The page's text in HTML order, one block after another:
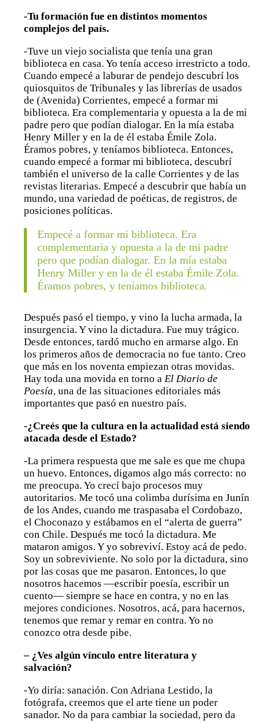
-Tu formación fue en distintos momentos
complejos del país.
-Tuve un viejo socialista que tenía una gran
biblioteca en casa. Yo tenía acceso irrestricto a todo.
Cuando empecé a laburar de pendejo descubrí los
quiosquitos de Tribunales y las librerías de usados
de (Avenida) Corrientes, empecé a formar mi
biblioteca. Era complementaria y opuesta a la de mi
padre pero que podían dialogar. En la mía estaba
Henry Miller y en la de él estaba Émile Zola.
Éramos pobres, y teníamos biblioteca. Entonces,
cuando empecé a formar mi biblioteca, descubrí
también el universo de la calle Corrientes y de las
revistas literarias. Empecé a descubrir que había un
mundo, una variedad de poéticas, de registros, de
posiciones políticas.
Empecé a formar mi biblioteca. Era
complementaria y opuesta a la de mi padre
pero que podían dialogar. En la mía estaba
Henry Miller y en la de él estaba Émile Zola.
Éramos pobres, y teníamos biblioteca.
Después pasó el tiempo, y vino la lucha armada, la
insurgencia. Y vino la dictadura. Fue muy trágico.
Desde entonces, tardó mucho en armarse algo. En
los primeros años de democracia no fue tanto. Creo
que más en los noventa empiezan otras movidas.
Hay toda una movida en torno a El Diario de
Poesía, una de las situaciones editoriales más
importantes que pasó en nuestro país.
-¿Creés que la cultura en la actualidad está siendo
atacada desde el Estado?
-La primera respuesta que me sale es que me chupa
un huevo. Entonces, digamos algo más correcto: no
me preocupa. Yo crecí bajo procesos muy
autoritarios. Me tocó una colimba durísima en Junín
de los Andes, cuando me traspasaba el Cordobazo,
el Choconazo y estábamos en el “alerta de guerra”
con Chile. Después me tocó la dictadura. Me
mataron amigos. Y yo sobreviví. Estoy acá de pedo.
Soy un sobreviviente. No solo por la dictadura, sino
por las cosas que me pasaron. Entonces, lo que
nosotros hacemos —escribir poesía, escribir un
cuento— siempre se hace en contra, y no en las
mejores condiciones. Nosotros, acá, para hacernos,
tenemos que remar y remar en contra. Yo no
conozco otra desde pibe.
– ¿Ves algún vínculo entre literatura y
salvación?
-Yo diría: sanación. Con Adriana Lestido, la
fotógrafa, creemos que el arte tiene un poder
sanador. No da para cambiar la sociedad, pero da